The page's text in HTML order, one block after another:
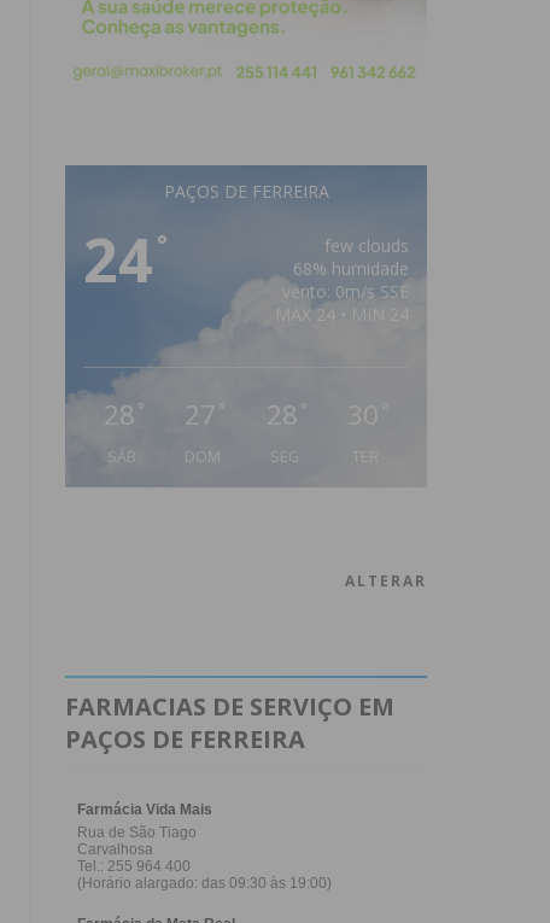
PAÇOS DE FERREIRA
24°
few clouds
68% humidade
vento: 0m/s SSE
MAX 24 • MIN 24
28 °
SÁB
27 °
DOM
28 °
SEG
30 °
ALTERAR
FARMACIAS DE SERVIÇO EM
PAÇOS DE FERREIRA